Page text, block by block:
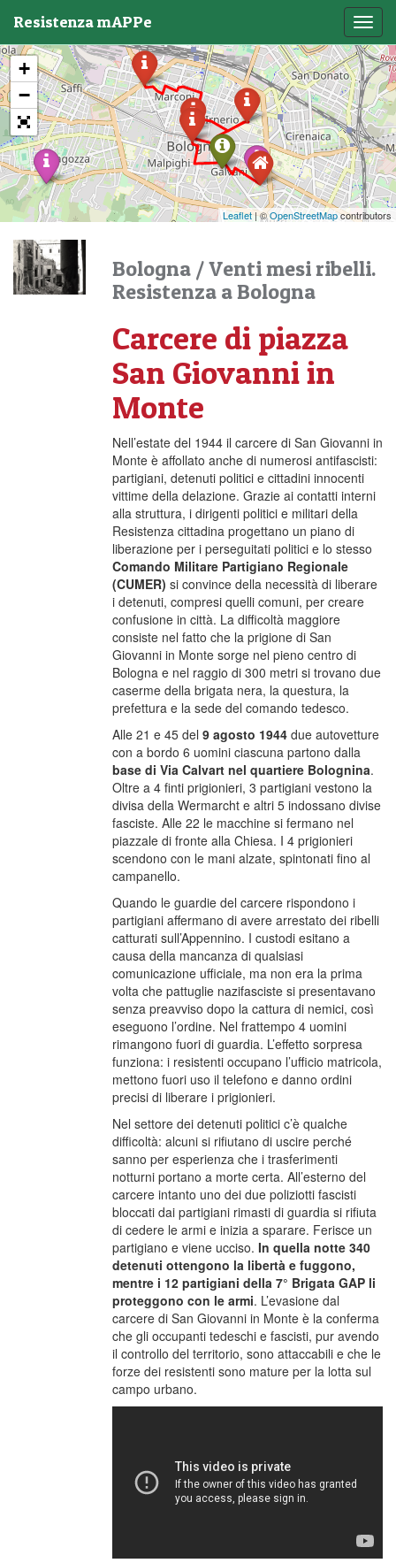
Resistenza mAPPe
+
−
Leaflet| ©OpenStreetMapcontributors
Bologna /Venti mesi ribelli.
Resistenza a Bologna
Carcere di piazza
San Giovanni in
Monte
Nell’estate del 1944 il carcere di San Giovanni in
Monte è affollato anche di numerosi antifascisti:
partigiani, detenuti politici e cittadini innocenti
vittime della delazione. Grazie ai contatti interni
alla struttura, i dirigenti politici e militari della
Resistenza cittadina progettano un piano di
liberazione per i perseguitati politici e lo stesso
Comando Militare Partigiano Regionale
(CUMER) si convince della necessità di liberare
i detenuti, compresi quelli comuni, per creare
confusione in città. La difficoltà maggiore
consiste nel fatto che la prigione di San
Giovanni in Monte sorge nel pieno centro di
Bologna e nel raggio di 300 metri si trovano due
caserme della brigata nera, la questura, la
prefettura e la sede del comando tedesco.
Alle 21 e 45 del 9 agosto 1944 due autovetture
con a bordo 6 uomini ciascuna partono dalla
base di Via Calvart nel quartiere Bolognina.
Oltre a 4 finti prigionieri, 3 partigiani vestono la
divisa della Wermarcht e altri 5 indossano divise
fasciste. Alle 22 le macchine si fermano nel
piazzale di fronte alla Chiesa. I 4 prigionieri
scendono con le mani alzate, spintonati fino al
campanello.
Quando le guardie del carcere rispondono i
partigiani affermano di avere arrestato dei ribelli
catturati sull’Appennino. I custodi esitano a
causa della mancanza di qualsiasi
comunicazione ufficiale, ma non era la prima
volta che pattuglie nazifasciste si presentavano
senza preavviso dopo la cattura di nemici, così
eseguono l’ordine. Nel frattempo 4 uomini
rimangono fuori di guardia. L’effetto sorpresa
funziona: i resistenti occupano l’ufficio matricola,
mettono fuori uso il telefono e danno ordini
precisi di liberare i prigionieri.
Nel settore dei detenuti politici c’è qualche
difficoltà: alcuni si rifiutano di uscire perché
sanno per esperienza che i trasferimenti
notturni portano a morte certa. All’esterno del
carcere intanto uno dei due poliziotti fascisti
bloccati dai partigiani rimasti di guardia si rifiuta
di cedere le armi e inizia a sparare. Ferisce un
partigiano e viene ucciso. In quella notte 340
detenuti ottengono la libertà e fuggono,
mentre i 12 partigiani della 7° Brigata GAP li
proteggono con le armi. L’evasione dal
carcere di San Giovanni in Monte è la conferma
che gli occupanti tedeschi e fascisti, pur avendo
il controllo del territorio, sono attaccabili e che le
forze dei resistenti sono mature per la lotta sul
campo urbano.